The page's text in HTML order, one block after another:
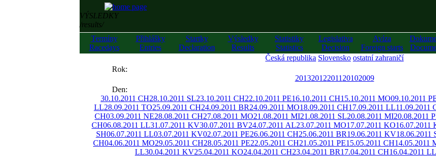
VÝSLEDKY
/results/
Termíny
Racedays
Přihlášky
Entries
Startky
Declaration
Výsledky
Results
Statistiky
Statistics
Legislativa
Decision
Avíza
Foreign starts
Česká republika Slovensko ostatní zahraničí
Rok:
201320122011 20102009
Den:
30.10.2011 CH28.10.2011 SL23.10.2011 CH22.10.2011 PE16.10.2011 CH15.10.2011 MO09.10.2011
LL28.09.2011 TO25.09.2011 CH24.09.2011 BR24.09.2011 MO18.09.2011 CH17.09.2011 LL11.09.2011
CH03.09.2011 NE28.08.2011 CH27.08.2011 MO21.08.2011 MI21.08.2011 SL20.08.2011 MI20.08.2011
CH06.08.2011 LL31.07.2011 KV30.07.2011 BV24.07.2011 AL23.07.2011 MO17.07.2011 KO16.07.2011
SH06.07.2011 LL03.07.2011 KV02.07.2011 PE26.06.2011 CH25.06.2011 BR19.06.2011 KV18.06.2011
CH04.06.2011 MO29.05.2011 CH28.05.2011 PE22.05.2011 CH21.05.2011 PE15.05.2011 CH14.05.2011
LL30.04.2011 KV25.04.2011 KO24.04.2011 CH23.04.2011 BR17.04.2011 CH16.04.2011 LL